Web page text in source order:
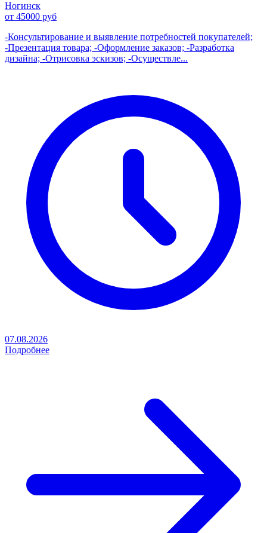
Ногинск
от 45000 руб
-Консультирование и выявление потребностей покупателей;
-Презентация товара; -Оформление заказов; -Разработка
дизайна; -Отрисовка эскизов; -Осуществле...
07.08.2026
Подробнее